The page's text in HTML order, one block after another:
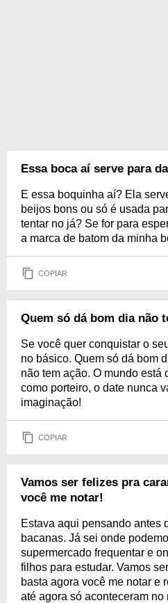
Essa boca aí serve para
E essa boquinha aí? Ela
beijos bons ou só é usada
tentar no já? Se for para
a marca de batom da minha
COPIAR
Quem só dá bom dia não
Se você quer conquistar o
no básico. Quem só dá bom
não tem ação. O mundo está
como porteiro, o date nunca
imaginação!
COPIAR
Vamos ser felizes pra
você me notar!
Estava aqui pensando antes
bacanas. Já sei onde
supermercado frequentar e
filhos para estudar. Vamos
basta agora você me notar e
até agora só aconteceram no